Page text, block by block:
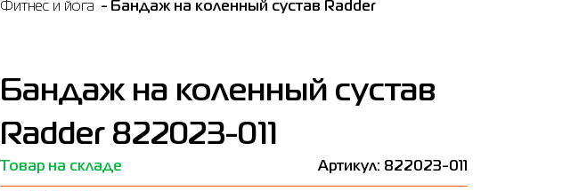
Фитнес и йога Бандаж на коленный сустав Radder
Бандаж на коленный сустав
Radder 822023-011
Товар на складе Артикул: 822023-011